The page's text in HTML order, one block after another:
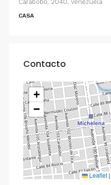
Carabobo, 2040, Venezuela
CASA
Contacto
+
−
Leaflet |